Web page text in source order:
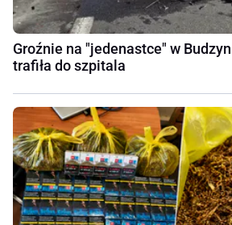
Groźnie na "jedenastce" w
trafiła do szpitala